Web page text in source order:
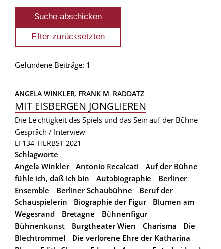
Gefundene Beiträge: 1
ANGELA WINKLER, FRANK M. RADDATZ
MIT EISBERGEN JONGLIEREN
Die Leichtigkeit des Spiels und das Sein auf der Bühne
Gespräch / Interview
LI 134, HERBST 2021
Schlagworte
Angela Winkler
Antonio Recalcati
Auf der Bühne
fühle ich, daß ich bin
Autobiographie
Berliner
Ensemble
Berliner Schaubühne
Beruf der
Schauspielerin
Biographie der Figur
Blumen am
Wegesrand
Bretagne
Bühnenfigur
Bühnenkunst
Burgtheater Wien Charisma
Die
Blechtrommel
Die verlorene Ehre der Katharina